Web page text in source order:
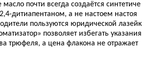
почти всегда создаётся синтетиче
дитиапентаном, а не настоем настоя
пользуются юридической лазейк
позволяет избегать указания
трюфеля, а цена флакона не отражает